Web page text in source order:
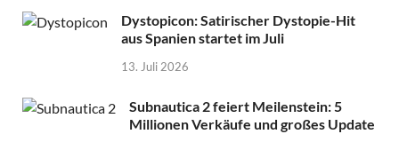
Dystopicon: Satirischer Dystopie-Hit
aus Spanien startet im Juli
13. Juli 2026
Subnautica 2 feiert Meilenstein: 5
Millionen Verkäufe und großes Update